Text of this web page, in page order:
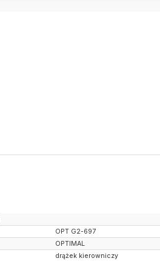
OPT G2-697
OPTIMAL
drążek kierowniczy